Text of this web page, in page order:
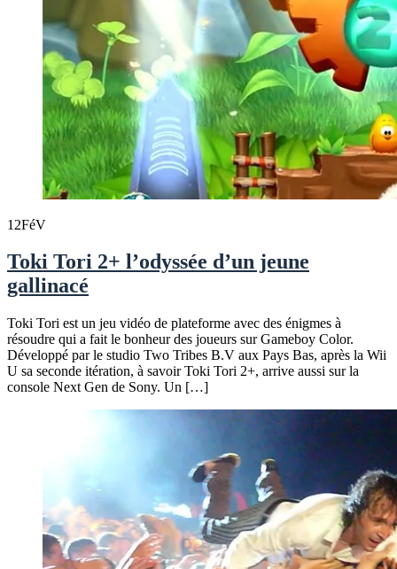
12FéV
Toki Tori 2+ l’odyssée d’un jeune
gallinacé
Toki Tori est un jeu vidéo de plateforme avec des énigmes à
résoudre qui a fait le bonheur des joueurs sur Gameboy Color.
Développé par le studio Two Tribes B.V aux Pays Bas, après la Wii
U sa seconde itération, à savoir Toki Tori 2+, arrive aussi sur la
console Next Gen de Sony. Un […]